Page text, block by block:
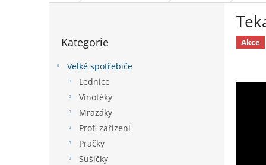
kategorie
Kategorie
Velké spotřebiče
Lednice
Vinotéky
Mrazáky
Profi zařízení
Pračky
Sušičky
Akce